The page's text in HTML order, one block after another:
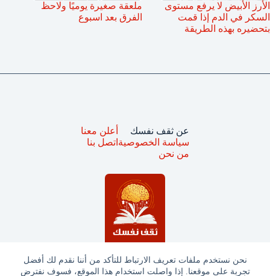
نحن نستخدم ملفات تعريف الارتباط للتأكد من أننا نقدم لك أفضل
تجربة على موقعنا. إذا واصلت استخدام هذا الموقع، فسوف نفترض
الأرز الأبيض لا يرفع مستوى
السكر في الدم إذا قمت
بتحضيره بهذه الطريقة
ملعقة صغيرة يوميًا ولاحظ
الفرق بعد اسبوع
عن ثقف نفسك
سياسة الخصوصية
من نحن
أعلن معنا
اتصل بنا